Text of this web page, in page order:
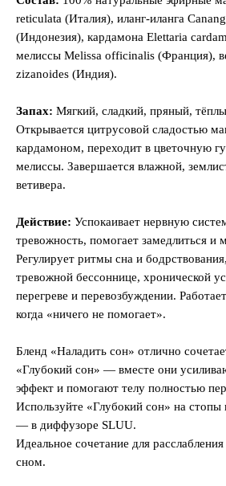
reticulata (Италия), иланг-иланга
(Индонезия), кардамона Elettaria
мелиссы Melissa officinalis (Франция),
zizanoides (Индия).
Запах: Мягкий, сладкий, пряный,
Открывается цитрусовой сладостью
кардамоном, переходит в цветочную
мелиссы. Завершается влажной,
ветивера.
Действие: Успокаивает нервную
тревожность, помогает замедлиться и
Регулирует ритмы сна и
тревожной бессоннице, хронической
перегреве и перевозбуждении.
когда «ничего не помогает».
Бленд «Наладить сон» отлично
«Глубокий сон» — вместе они
эффект и помогают телу полностью
Используйте «Глубокий сон» на стопы
— в диффузоре SLUU.
Идеальное сочетание для
сном.